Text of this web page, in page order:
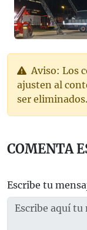
Aviso: Los
ajusten al
ser eliminados.
COMENTA
Escribe tu